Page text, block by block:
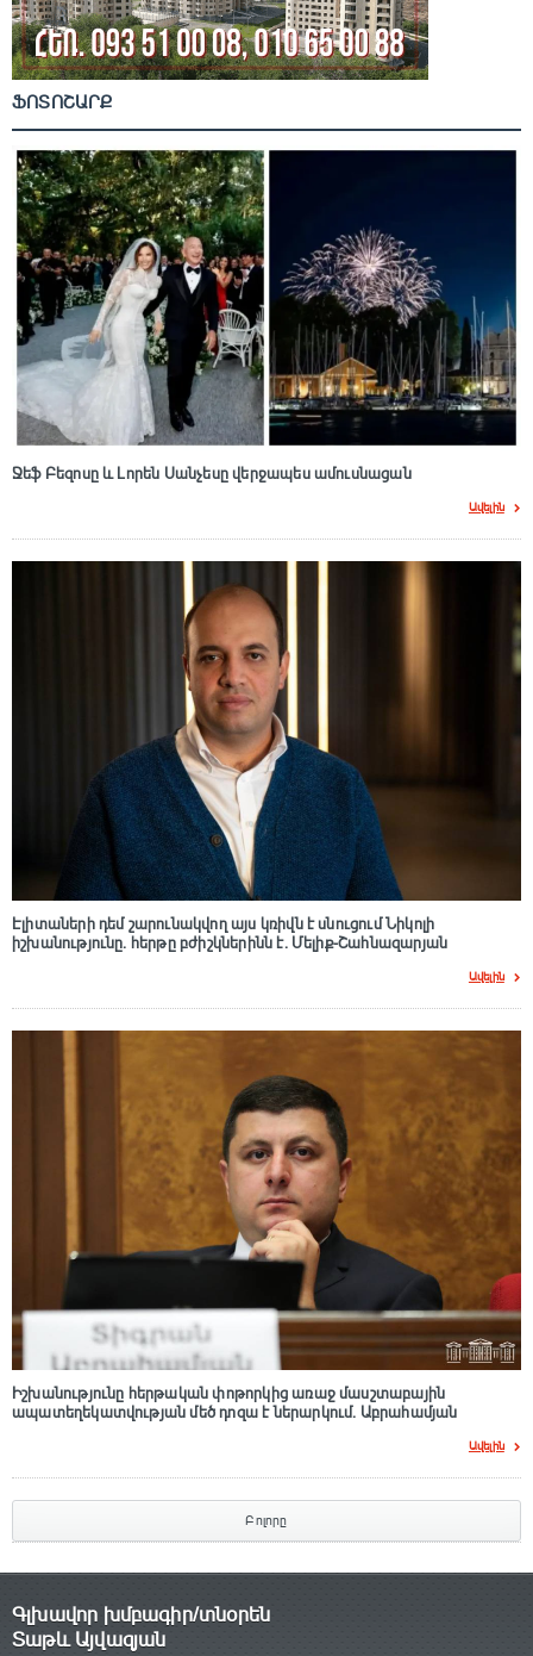
ՖՈՏՈՇԱՐՔ
Ջեֆ Բեզոսը և Լորեն Սանչեսը վերջապես ամուսնացան
Ավելին
Էլիտաների դեմ շարունակվող այս կռիվն է սնուցում Նիկոլի
իշխանությունը. հերթը բժիշկներինն է. Մելիք-Շահնազարյան
Ավելին
Իշխանությունը հերթական փոթորկից առաջ մասշտաբային
ապատեղեկատվության մեծ դnզա է ներարկում․ Աբրահամյան
Ավելին
Բոլորը
Գլխավոր խմբագիր/տնօրեն
Տաթև Այվազյան